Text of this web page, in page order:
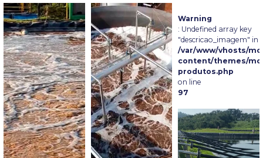
Warning
: Undefined array key
"descricao_imagem" in
/var/www/vhosts/
content/themes/
produtos.php
on line
97